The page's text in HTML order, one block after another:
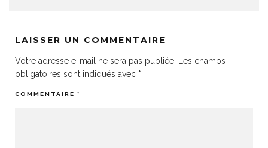
LAISSER UN COMMENTAIRE
Votre adresse e-mail ne sera pas publiée.
Les champs
obligatoires sont indiqués avec *
COMMENTAIRE *